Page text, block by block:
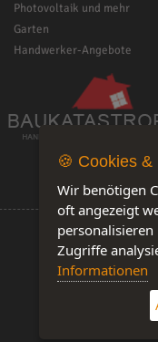
Photovoltaik und mehr
Garten
Handwerker-Angebote
🍪 Cookies
Wir benötigen
oft angezeigt
Zugriffe
Informationen